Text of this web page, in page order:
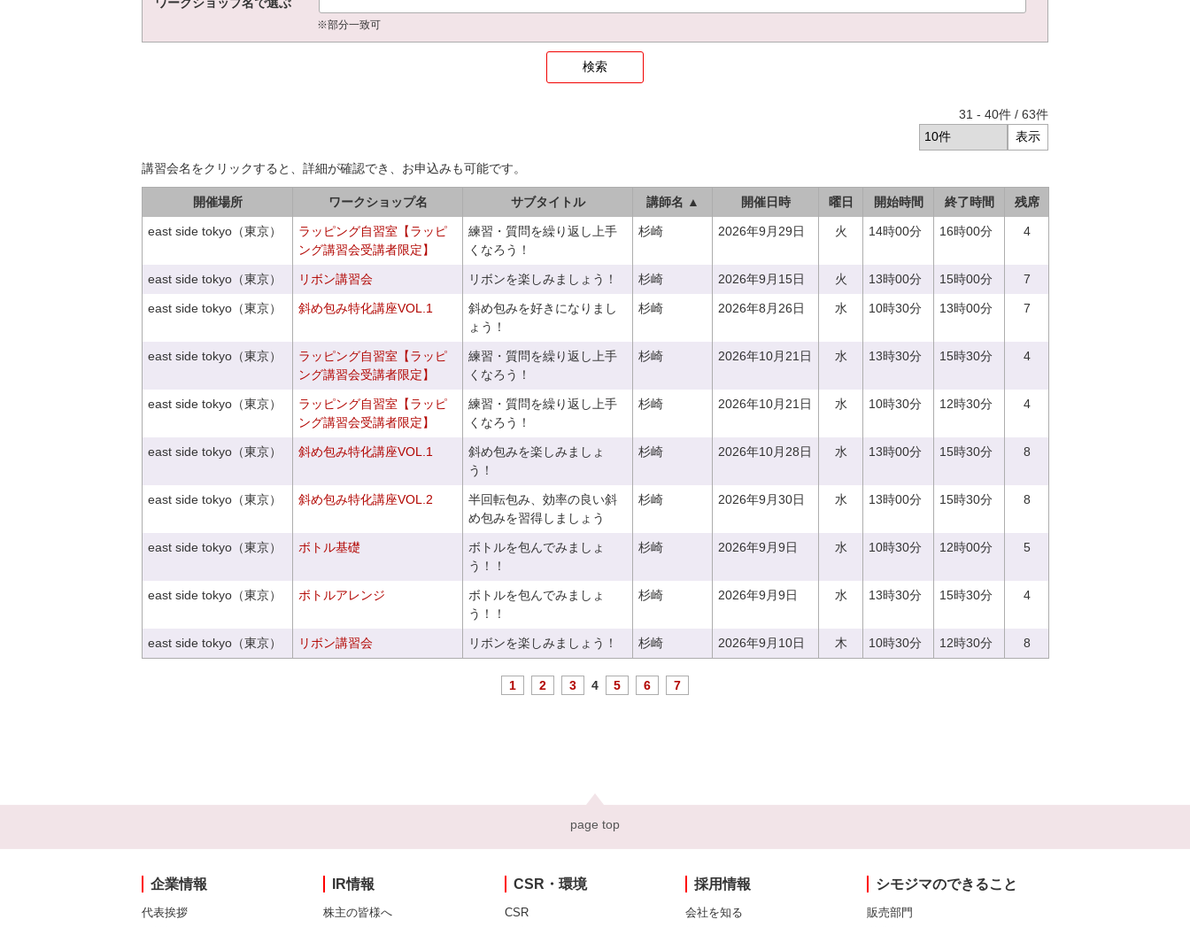
※部分一致可
31 - 40件 / 63件
講習会名をクリックすると、詳細が確認でき、お申込みも可能です。
開催場所 ワークショップ名 サブタイトル 講師名 ▲ 開催日時 曜日 開始時間 終了時間 残席
east side tokyo（東京）
ラッピング自習室【ラッピ
ング講習会受講者限定】
練習・質問を繰り返し上手
くなろう！
杉崎 2026年9月29日 火 14時00分 16時00分 4
east side tokyo（東京） リボン講習会 リボンを楽しみましょう！ 杉崎 2026年9月15日 火 13時00分 15時00分 7
east side tokyo（東京） 斜め包み特化講座VOL.1
斜め包みを好きになりまし
ょう！
杉崎 2026年8月26日 水 10時30分 13時00分 7
east side tokyo（東京）
ラッピング自習室【ラッピ
ング講習会受講者限定】
練習・質問を繰り返し上手
くなろう！
杉崎 2026年10月21日 水 13時30分 15時30分 4
east side tokyo（東京）
ラッピング自習室【ラッピ
ング講習会受講者限定】
練習・質問を繰り返し上手
くなろう！
杉崎 2026年10月21日 水 10時30分 12時30分 4
east side tokyo（東京） 斜め包み特化講座VOL.1
斜め包みを楽しみましょ
う！
杉崎 2026年10月28日 水 13時00分 15時30分 8
east side tokyo（東京） 斜め包み特化講座VOL.2
半回転包み、効率の良い斜
め包みを習得しましょう
杉崎 2026年9月30日 水 13時00分 15時30分 8
east side tokyo（東京） ボトル基礎
ボトルを包んでみましょ
う！！
杉崎 2026年9月9日 水 10時30分 12時00分 5
east side tokyo（東京） ボトルアレンジ
ボトルを包んでみましょ
う！！
杉崎 2026年9月9日 水 13時30分 15時30分 4
east side tokyo（東京） リボン講習会 リボンを楽しみましょう！ 杉崎 2026年9月10日 木 10時30分 12時30分 8
1 2 3 4 5 6 7
page top
企業情報
代表挨拶
IR情報
株主の皆様へ
CSR・環境
CSR
採用情報
会社を知る
シモジマのできること
販売部門